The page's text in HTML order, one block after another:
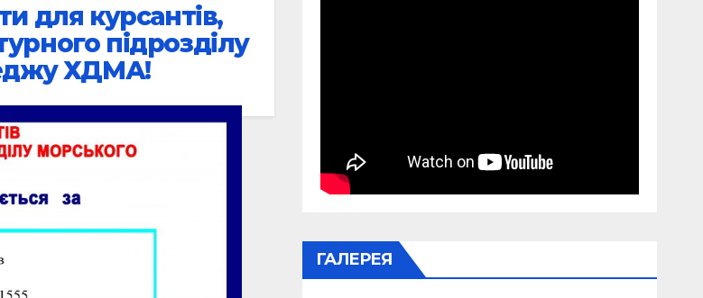
для курсантів,
підрозділу
ХДМА!
ГАЛЕРЕЯ